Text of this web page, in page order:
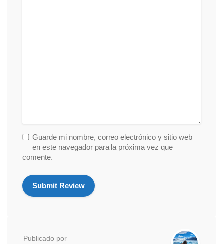
Guarde mi nombre, correo electrónico y sitio web
en este navegador para la próxima vez que
comente.
Publicado por